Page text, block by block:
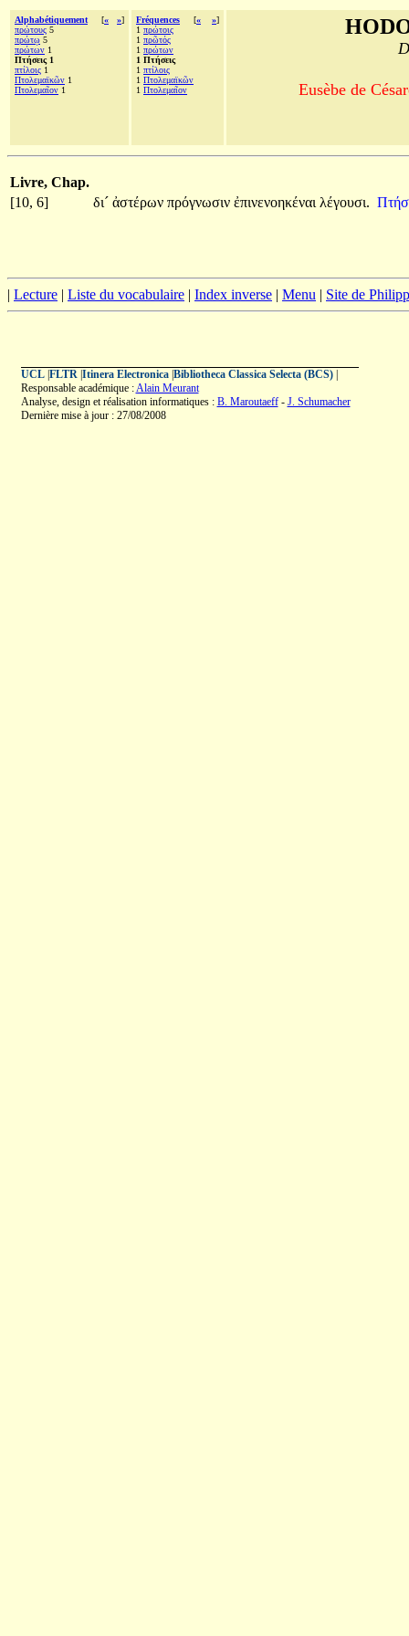
Alphabétiquement [« »]
πρώτους 5
πρώτῳ 5
πρώτων 1
Πτήσεις 1
πτίλοις 1
Πτολεμαϊκῶν 1
Πτολεμαῖον 1
Fréquences [« »]
1 πρώτοις
1 πρῶτός
1 πρώτων
1 Πτήσεις
1 πτίλοις
1 Πτολεμαϊκῶν
1 Πτολεμαῖον Eusèbe de
Livre, Chap.
[10, 6]
δι´ ἀστέρων πρόγνωσιν ἐπινενοηκέναι λέγουσι.
| Lecture | Liste du vocabulaire | Index inverse | Menu | Site de
UCL| FLTR| Itinera Electronica| Bibliotheca Classica Selecta (BCS)|
Responsable académique :Alain Meurant
Analyse, design et réalisation informatiques : B. Maroutaeff- J. Schumacher
Dernière mise à jour : 27/08/2008